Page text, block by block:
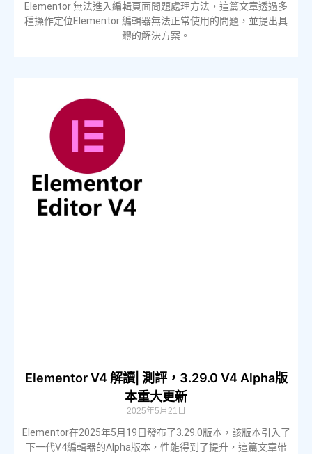
Elementor 無法進入編輯頁面問題處理方法，這篇文章透過多
種操作定位Elementor 編輯器無法正常使用的問題，並提出具
體的解決方案。
Elementor V4 解讀| 測評，3.29.0 V4 Alpha版
本重大更新
2025年5月21日
Elementor在2025年5月19日發布了3.29.0版本，該版本引入了
下一代V4編輯器的Alpha版本，性能得到了提升，這篇文章帶